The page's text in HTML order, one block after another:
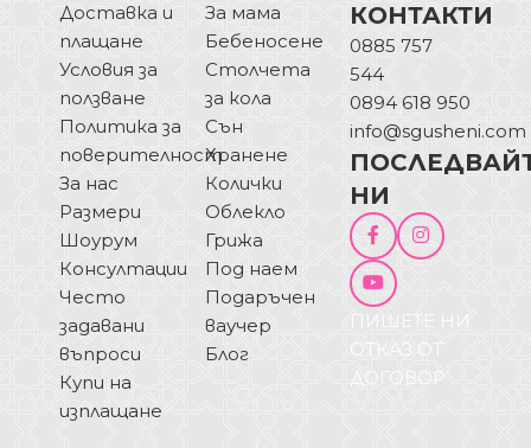
Доставка и
плащане
Условия за
ползване
Политика за
поверителност
За нас
Размери
Шоурум
Консултации
Често
задавани
въпроси
Купи на
изплащане
За мама
Бебеносене
Столчета
за кола
Сън
Хранене
Колички
Облекло
Грижа
Под наем
Подаръчен
ваучер
Блог
КОНТАКТИ
0885 757
544
0894 618 950
info@sgusheni.com
НИ